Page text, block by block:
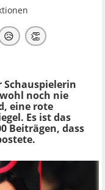
😥 👏
Schauspielerin
noch nie
eine rote
Es ist das
Beiträgen, dass